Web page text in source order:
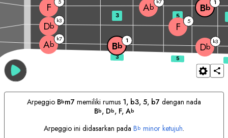
Ab
b7
Bb 1
Db
b3
Db
b3 F 5
F Ab Bb 1
3 5
Arpeggio Bbm7 memiliki rumus 1, b3, 5, b7 dengan nada
Bb, Db, F, Ab
Arpeggio ini didasarkan padaBb minor ketujuh.